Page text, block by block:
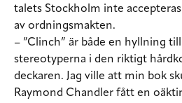
talets Stockholm inte
av ordningsmakten.
– ”Clinch” är både en hyllning
stereotyperna i den riktigt
deckaren. Jag ville att min bok
Raymond Chandler fått en